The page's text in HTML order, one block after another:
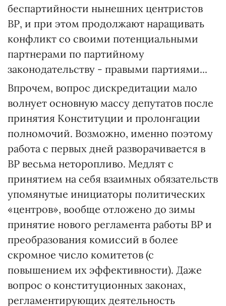
беспартийности нынешних центристов
ВР, и при этом продолжают наращивать
конфликт со своими потенциальными
партнерами по партийному
законодательству - правыми партиями...
Впрочем, вопрос дискредитации мало
волнует основную массу депутатов после
принятия Конституции и пролонгации
полномочий. Возможно, именно поэтому
работа с первых дней разворачивается в
ВР весьма неторопливо. Медлят с
принятием на себя взаимных обязательств
упомянутые инициаторы политических
«центров», вообще отложено до зимы
принятие нового регламента работы ВР и
преобразования комиссий в более
скромное число комитетов (с
повышением их эффективности). Даже
вопрос о конституционных законах,
регламентирующих деятельность